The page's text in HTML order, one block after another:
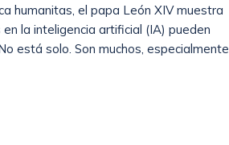
humanitas, el papa León XIV muestra
la inteligencia artificial (IA) pueden
está solo. Son muchos, especialmente